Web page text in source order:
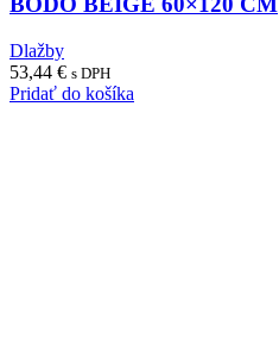
Dlažby
53,44 € s DPH
Pridať do košíka